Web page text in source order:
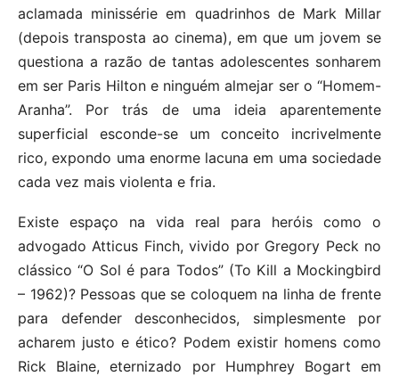
aclamada minissérie em quadrinhos de Mark Millar
(depois transposta ao cinema), em que um jovem se
questiona a razão de tantas adolescentes sonharem
em ser Paris Hilton e ninguém almejar ser o “Homem-
Aranha”. Por trás de uma ideia aparentemente
superficial esconde-se um conceito incrivelmente
rico, expondo uma enorme lacuna em uma sociedade
cada vez mais violenta e fria.
Existe espaço na vida real para heróis como o
advogado Atticus Finch, vivido por Gregory Peck no
clássico “O Sol é para Todos” (To Kill a Mockingbird
– 1962)? Pessoas que se coloquem na linha de frente
para defender desconhecidos, simplesmente por
acharem justo e ético? Podem existir homens como
Rick Blaine, eternizado por Humphrey Bogart em